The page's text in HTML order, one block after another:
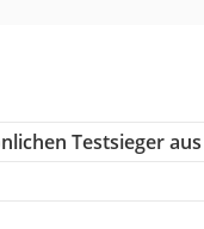
Testsieger